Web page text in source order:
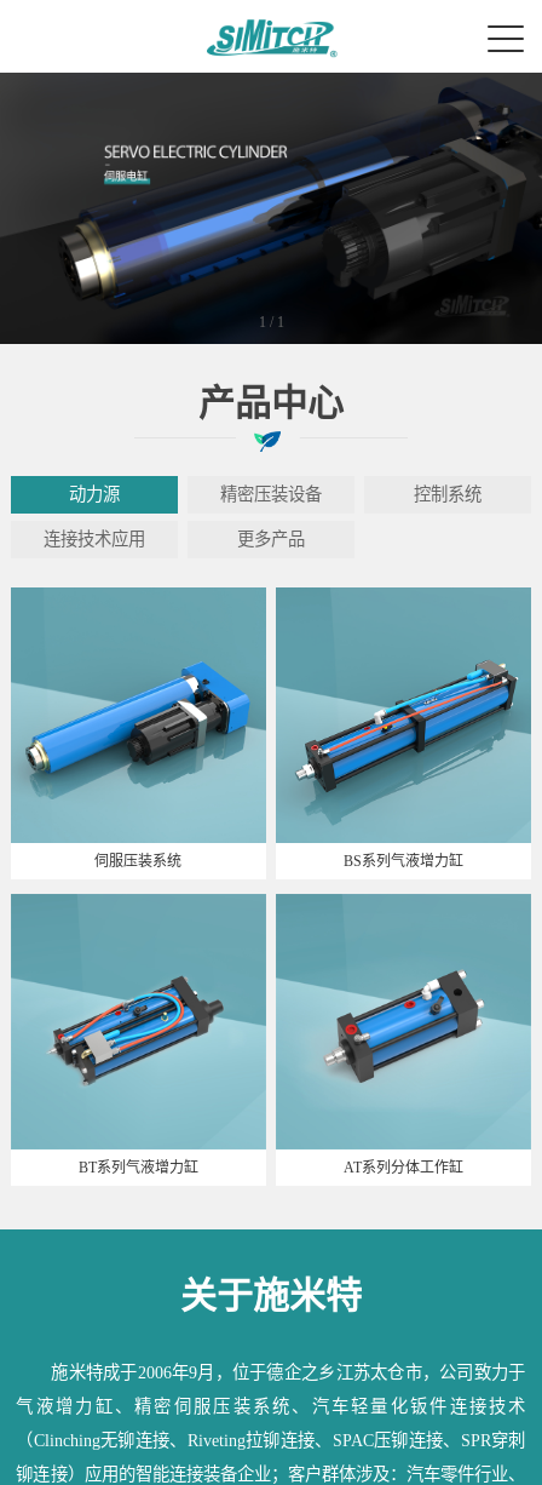
1 / 1
产品中心
动力源 精密压装设备 控制系统
连接技术应用 更多产品
伺服压装系统 BS系列气液增力缸
BT系列气液增力缸 AT系列分体工作缸
关于施米特
施米特成于2006年9月，位于德企之乡江苏太仓市，公司致力于
气液增力缸、精密伺服压装系统、汽车轻量化钣件连接技术
（Clinching无铆连接、Riveting拉铆连接、SPAC压铆连接、SPR穿刺
铆连接）应用的智能连接装备企业；客户群体涉及：汽车零件行业、